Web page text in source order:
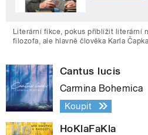
Literární fikce, pokus přiblížit literární
filozofa, ale hlavně člověka Karla
Cantus lucis
Carmina Bohemica
Koupit
HoKlaFaKla